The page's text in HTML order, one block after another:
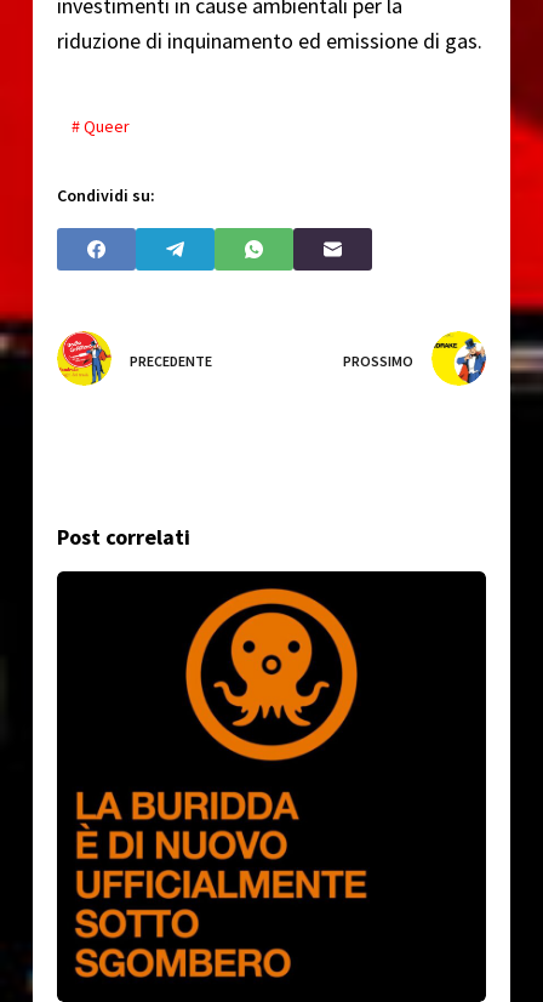
riduzione di inquinamento ed emissione di gas.
# Queer
Condividi su:
PRECEDENTE PROSSIMO
Post correlati